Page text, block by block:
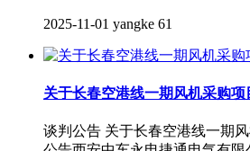
2025-11-01 yangke 61
关于长春空港线一期风机采购
谈判公告 关于长春空港线一期